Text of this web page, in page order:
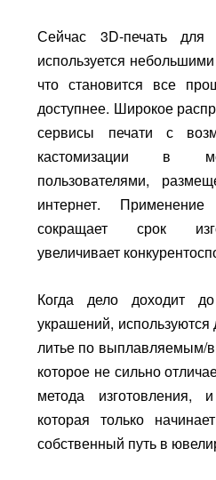
Сейчас 3D-печать для
используется
что становится все
доступнее. Широкое
сервисы печати с
кастомизации в
пользователями,
интернет.
сокращает срок
увеличивает
Когда дело доходит
украшений,
литье по
которое не сильно
метода изготовления,
которая только
собственный путь в